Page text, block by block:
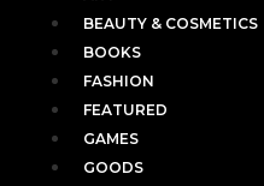
BEAUTY & COSMETICS
BOOKS
FASHION
FEATURED
GAMES
GOODS